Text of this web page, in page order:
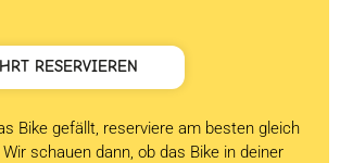
RESERVIEREN
Bike gefällt, reserviere am besten gleich
schauen dann, ob das Bike in deiner